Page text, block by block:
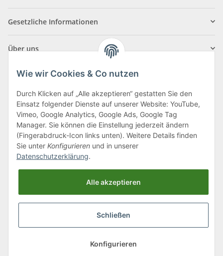
Gesetzliche Informationen
Über uns
Klagenfurter Straße 29
9556 Liebenfels
Montag bis Donnerstag: 8:00 bis 16:30 Uhr
Freitag: 8:00 bis 12:00 Uhr
Tel.:0043 (0) 4262 50900
office@cncshop.at
* Alle Preise inkl. gesetzlicher USt., zzgl.Versand, zzgl.
Wie wir Cookies & Co nutzen
Durch Klicken auf „Alle akzeptieren“ gestatten Sie den
Einsatz folgender Dienste auf unserer Website: YouTube,
Vimeo, Google Analytics, Google Ads, Google Tag
Manager. Sie können die Einstellung jederzeit ändern
(Fingerabdruck-Icon links unten). Weitere Details finden
Sie unter Konfigurieren und in unserer
Datenschutzerklärung.
Alle akzeptieren
Schließen
Konfigurieren